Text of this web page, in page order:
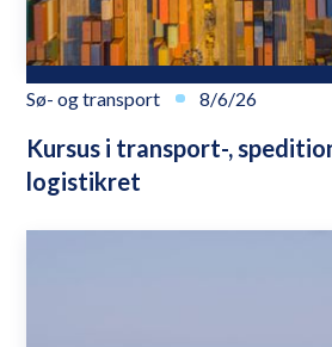
Sø- og transport 8/6/26
Kursus i transport-,
logistikret